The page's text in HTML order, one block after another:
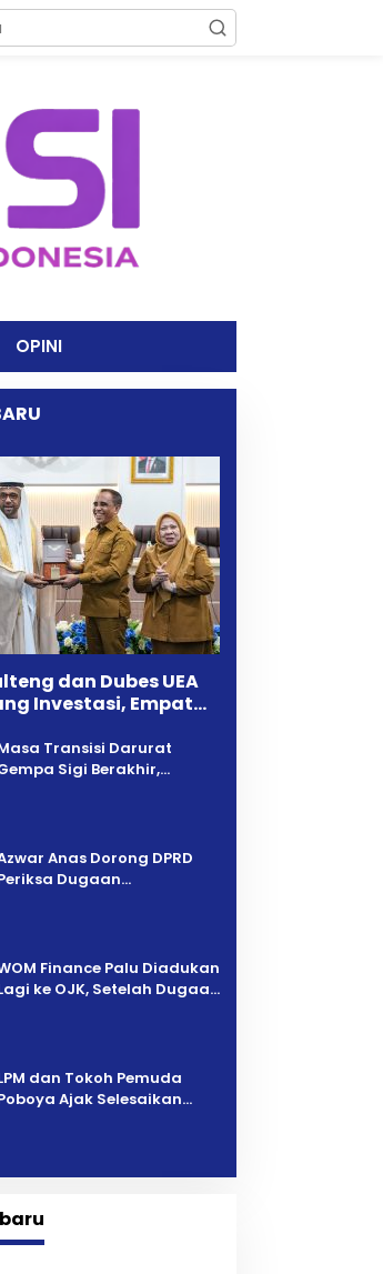
OPINI
dan Dubes UEA
Investasi, Empat
Transisi Darurat
Sigi Berakhir,
Anas Dorong DPRD
Dugaan
Finance Palu Diadukan
ke OJK, Setelah Dugaan
dan Tokoh Pemuda
Ajak Selesaikan